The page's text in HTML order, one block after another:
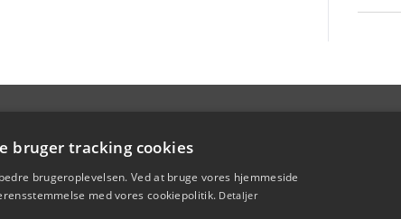
bruger tracking cookies
brugeroplevelsen. Ved at bruge vores hjemmeside
med vores cookiepolitik. Detaljer